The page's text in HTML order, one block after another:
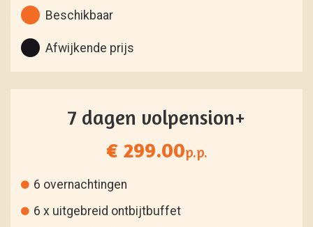
Beschikbaar
Afwijkende prijs
7 dagen volpension+
€ 299.00p.p.
6 overnachtingen
6 x uitgebreid ontbijtbuffet